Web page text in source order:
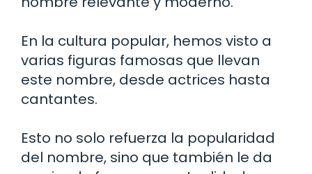
En la cultura popular, hemos visto a
varias figuras famosas que llevan
este nombre, desde actrices hasta
cantantes.
Esto no solo refuerza la popularidad
del nombre, sino que también le da